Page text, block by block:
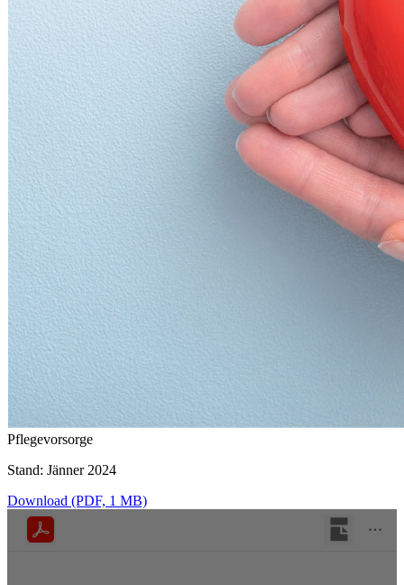
Pflegevorsorge
Stand: Jänner 2024
Download (PDF, 1 MB)